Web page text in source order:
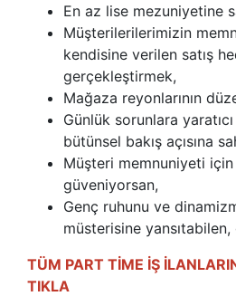
En az lise mezuniyetine
Müşterilerilerimizin
kendisine verilen satış
gerçekleştirmek,
Mağaza reyonlarının
Günlük sorunlara
bütünsel bakış açısına
Müşteri memnuniyeti
güveniyorsan,
Genç ruhunu ve
müsterisine
TÜM PART TİME İŞ
TIKLA